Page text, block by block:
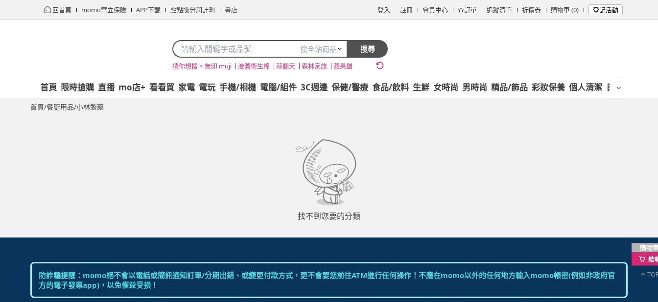
回首頁 momo富立保險 APP下載 點點賺分潤計劃 書店 登入 註冊 會員中心 查訂單 追蹤清單 折價券 購物車 (0) 登記活動
搜全站商品 搜尋
猜你想搜 > 無印 muji 液體衛生棉 蒜翻天 森林家族 蘋果醋
首頁 限時搶購 直播 mo店+ 看看買 家電 電玩 手機/相機 電腦/組件 3C週邊 保健/醫療 食品/飲料 生鮮 女時尚 男時尚 精品/飾品 彩妝保養 個人清潔 日用/紙品
首頁/餐廚用品/小林製藥
找不到您要的分類
購物
結
防詐騙提醒：momo絕不會以電話或簡訊通知訂單/分期出錯、或變更付款方式，更不會要您前往ATM進行任何操作！不應在momo以外的任何地方輸入momo帳密(例如非政府官
方的電子發票app)，以免權益受損！